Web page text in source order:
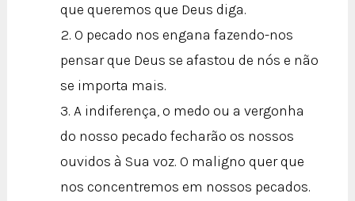
que queremos que Deus diga.
O pecado nos engana fazendo-nos
pensar que Deus se afastou de nós e não
se importa mais.
A indiferença, o medo ou a vergonha
do nosso pecado fecharão os nossos
ouvidos à Sua voz. O maligno quer que
nos concentremos em nossos pecados.